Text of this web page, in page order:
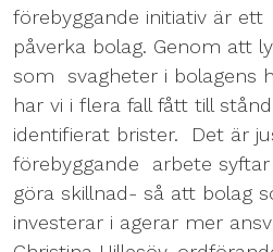
förebyggande initiativ är
påverka bolag. Genom att
som svagheter i bolagens
har vi i flera fall fått till
identifierat brister. Det är
förebyggande arbete
göra skillnad- så att bolag
investerar i agerar mer